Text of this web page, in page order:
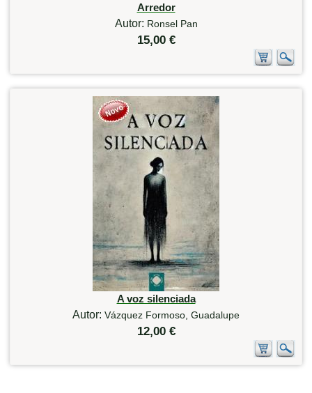
Arredor
Autor: Ronsel Pan
15,00 €
A voz silenciada
Autor: Vázquez Formoso, Guadalupe
12,00 €